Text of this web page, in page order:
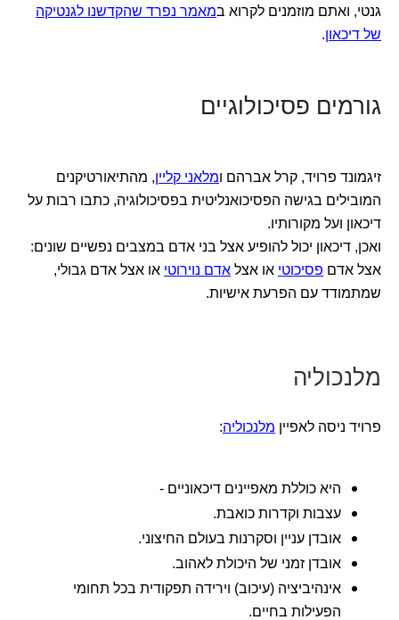
גנטי, ואתם מוזמנים לקרוא במאמר נפרד שהקדשנו לגנטיקה
של דיכאון.
גורמים פסיכולוגיים
זיגמונד פרויד, קרל אברהם ומלאני קליין, מהתיאורטיקנים
המובילים בגישה הפסיכואנליטית בפסיכולוגיה, כתבו רבות על
דיכאון ועל מקורותיו.
ואכן, דיכאון יכול להופיע אצל בני אדם במצבים נפשיים שונים:
אצל אדם פסיכוטי או אצל אדם נוירוטי או אצל אדם גבולי,
שמתמודד עם הפרעת אישיות.
מלנכוליה
פרויד ניסה לאפיין מלנכוליה:
היא כוללת מאפיינים דיכאוניים -
עצבות וקדרות כואבת.
אובדן עניין וסקרנות בעולם החיצוני.
אובדן זמני של היכולת לאהוב.
אינהיביציה (עיכוב) וירידה תפקודית בכל תחומי
הפעילות בחיים.